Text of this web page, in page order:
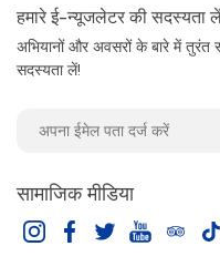
हमारे ई-न्यूजलेटर की सदस्यता
अभियानों और अवसरों के बारे में तुरंत
सदस्यता लें!
सामाजिक मीडिया